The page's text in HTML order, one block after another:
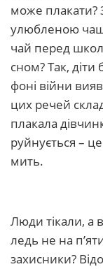
може плакати?
улюбленою
чай перед
сном? Так, діти
фоні війни
цих речей
плакала
руйнується –
мить.
Люди тікали, а
ледь не на
захисники?